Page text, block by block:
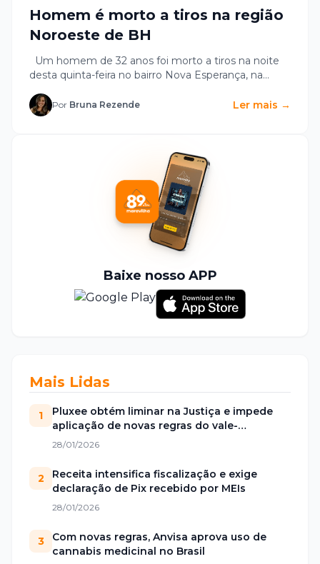
Homem é morto a tiros na região
Noroeste de BH
Um homem de 32 anos foi morto a tiros na noite
desta quinta-feira no bairro Nova Esperança, na
Por Bruna Rezende Ler mais →
Baixe nosso APP
Mais Lidas
1
Pluxee obtém liminar na Justiça e impede
aplicação de novas regras do vale-
alimentação
28/01/2026
2
Receita intensifica fiscalização e exige
declaração de Pix recebido por MEIs
28/01/2026
3
Com novas regras, Anvisa aprova uso de
cannabis medicinal no Brasil